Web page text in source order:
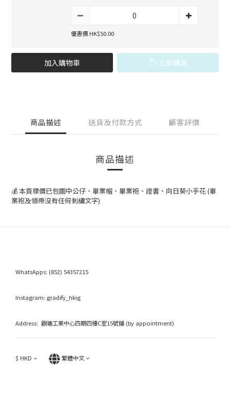
優惠價 HK$50.00
加入購物車 立即購買
商品描述 送貨及付款方式 顧客評價
商品描述
💰 本頁標價已包圖中公仔、畢業帽、畢業袍、證書、向日葵小手花 (畢
業袍及領帶沒有任何刺繡文字)
WhatsApps: (852) 54357215
Instagram: gradify_hkig
Address: 觀塘工業中心四期四樓C室15號鋪 (by appointment)
$ HKD 繁體中文